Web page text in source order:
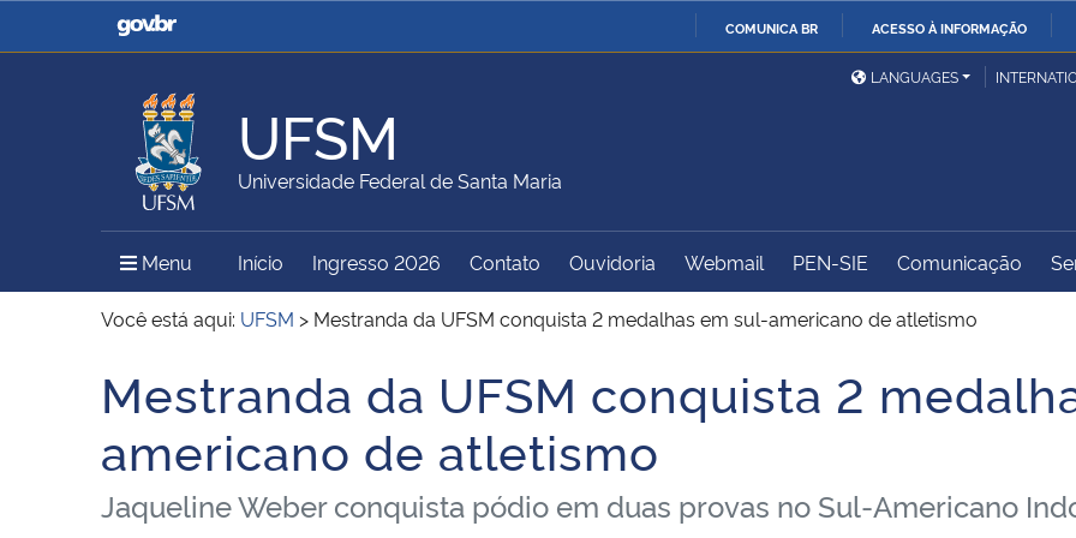
COMUNICA BR ACESSO À INFORMAÇÃO
Casa Civil
Ministério da Justiça e
Ministério da Defesa
Ministério das Relações
Exteriores
Ministério da Agricultura,
Pecuária e Abastecimento
Ministério da Educação
Ministério do Meio Ambiente Ministério do Turismo
Ministério do
Desenvolvimento Regional
Controladoria-Geral da
União
Secretaria de Governo
Gabinete de Segurança
Institucional
Advocacia-Geral da União Banco Central do Brasil
LANGUAGES
UFSM
Universidade Federal de Santa Maria
Menu Menu Principal do Sítio
Início Ingresso 2026 Contato Ouvidoria Webmail PEN-SIE Comunicação
Você está aqui: UFSM > Mestranda da UFSM conquista 2 medalhas em sul-americano de atletismo
Início do conteúdo
Mestranda da UFSM conquista 2
americano de atletismo
Jaqueline Weber conquista pódio em duas provas no Sul-Americano